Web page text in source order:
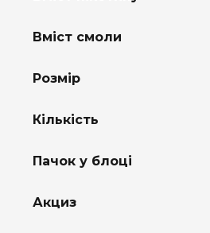
Вміст смоли
Розмір
Кількість
Пачок у блоці
Акциз